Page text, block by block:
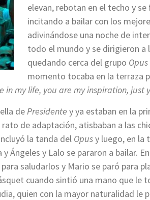
elevan, rebotan en el techo y
incitando a bailar con los
adivinándose una noche de
todo el mundo y se dirigieron a
quedando cerca del grupo
momento tocaba en la terraza
in my life, you are my inspiration,
dePresidente y ya estaban en la
de adaptación, atisbaban a las
la tanda del Opusy luego, en la
Ángeles y Lalo se pararon a bailar.
saludarlos y Mario se paró para
cuando sintió una mano que le
quien con la mayor naturalidad le